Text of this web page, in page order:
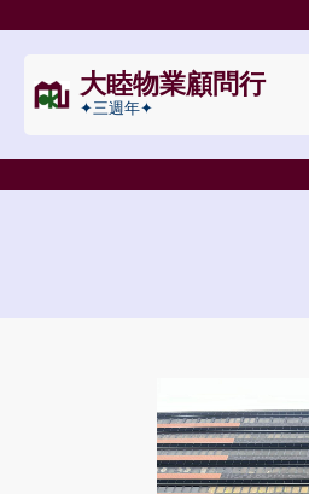
大睦物業顧問行
✦三週年✦